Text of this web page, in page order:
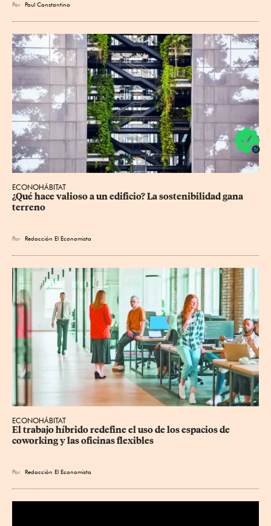
Por Paul Constantino
ECONOHÁBITAT
¿Qué hace valioso a un edificio? La sostenibilidad gana
terreno
Por Redacción El Economista
ECONOHÁBITAT
El trabajo híbrido redefine el uso de los espacios de
coworking y las oficinas flexibles
Por Redacción El Economista